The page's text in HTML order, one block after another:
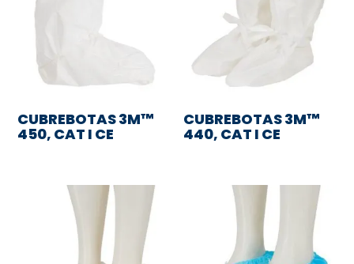
CUBREBOTAS 3M™
450, CAT I CE
CUBREBOTAS 3M™
440, CAT I CE